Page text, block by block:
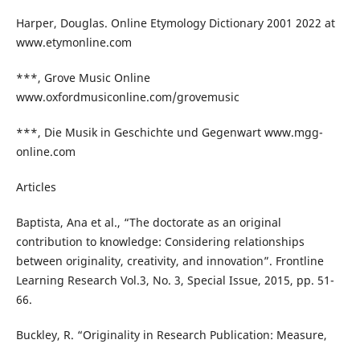
Harper, Douglas. Online Etymology Dictionary 2001 2022 at
www.etymonline.com
***, Grove Music Online
www.oxfordmusiconline.com/grovemusic
***, Die Musik in Geschichte und Gegenwart www.mgg-
online.com
Articles
Baptista, Ana et al., “The doctorate as an original
contribution to knowledge: Considering relationships
between originality, creativity, and innovation”. Frontline
Learning Research Vol.3, No. 3, Special Issue, 2015, pp. 51-
66.
Buckley, R. “Originality in Research Publication: Measure,